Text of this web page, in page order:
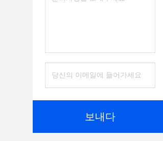
보내다